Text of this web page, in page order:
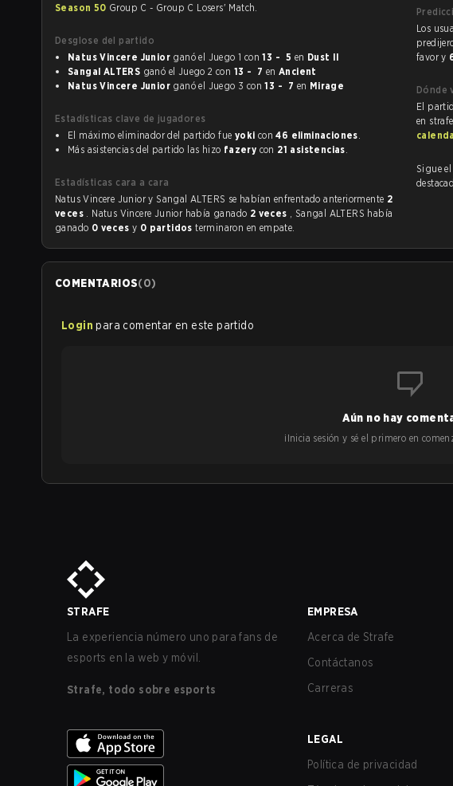
Season 50 Group C - Group C Losers' Match.
Desglose del partido
Natus Vincere Junior
ganó el Juego 1 con 13 - 5 en Dust II
Sangal ALTERS
ganó el Juego 2 con 13 - 7 en Ancient
Natus Vincere Junior
ganó el Juego 3 con 13 - 7 en Mirage
Estadísticas clave de jugadores
El máximo eliminador del partido fue yoki con46 eliminaciones.
Más asistencias del partido las hizo fazery con 21 asistencias.
Estadísticas cara a cara
Natus Vincere Junior y Sangal ALTERS se habían enfrentado anteriormente 2
veces . Natus Vincere Junior había ganado 2 veces , Sangal ALTERS había
ganado 0 veces y 0 partidosterminaron en empate.
Los usuarios de Strafe
favor y
Dónde
El
en
Sigue
COMENTARIOS(0)
Login para comentar en este partido
Aún no hay
¡Inicia sesión y sé el primero en
STRAFE
La experiencia número uno para fans de
esports en la web y móvil.
Strafe, todo sobre esports
EMPRESA
Acerca de Strafe
Contáctanos
Carreras
LEGAL
Política de privacidad